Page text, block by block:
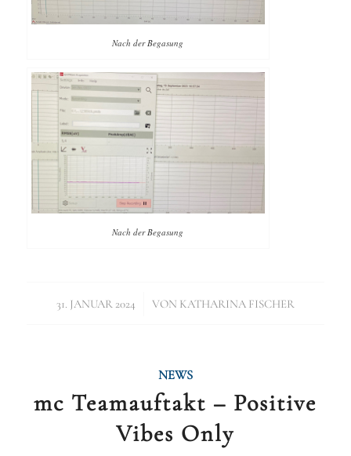
Nach der Begasung
Nach der Begasung
31. JANUAR 2024
/ VON KATHARINA FISCHER
NEWS
mc Teamauftakt – Positive
Vibes Only